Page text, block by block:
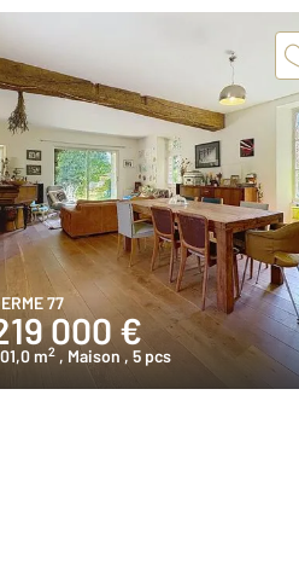
77
000 €
m2 , Maison , 5 pcs